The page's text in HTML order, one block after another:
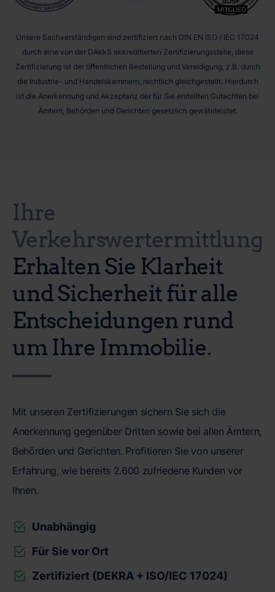
Unsere Sachverständigen sind zertifiziert nach DIN EN ISO / IEC 17024
durch eine von der DAkkS akkreditierten Zertifizierungsstelle, diese
Zertifizierung ist der öffentlichen Bestellung und Vereidigung, z.B. durch
die Industrie- und Handelskammern, rechtlich gleichgestellt. Hierdurch
ist die Anerkennung und Akzeptanz der für Sie erstellten Gutachten bei
Ämtern, Behörden und Gerichten gesetzlich gewährleistet.
Ihre
Verkehrswertermittlung
Erhalten Sie Klarheit
und Sicherheit für alle
Entscheidungen rund
um Ihre Immobilie.
Mit unseren Zertifizierungen sichern Sie sich die
Anerkennung gegenüber Dritten sowie bei allen Ämtern,
Behörden und Gerichten. Profitieren Sie von unserer
Erfahrung, wie bereits 2.600 zufriedene Kunden vor
Ihnen.
Unabhängig
Für Sie vor Ort
Zertifiziert (DEKRA + ISO/IEC 17024)